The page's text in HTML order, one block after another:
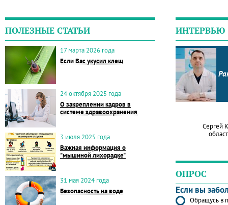
ПОЛЕЗНЫЕ СТАТЬИ
17 марта 2026 года
Если Вас укусил клещ
24 октября 2025 года
О закреплении кадров в
системе здравоохранения
3 июля 2025 года
Важная информация о
"мышиной лихорадке"
31 мая 2024 года
Безопасность на воде
ИНТЕРВЬЮ
Сергей
ОПРОС
Если вы
Обращусь в